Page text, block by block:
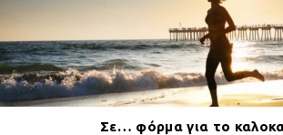
Σε… φόρμα για το